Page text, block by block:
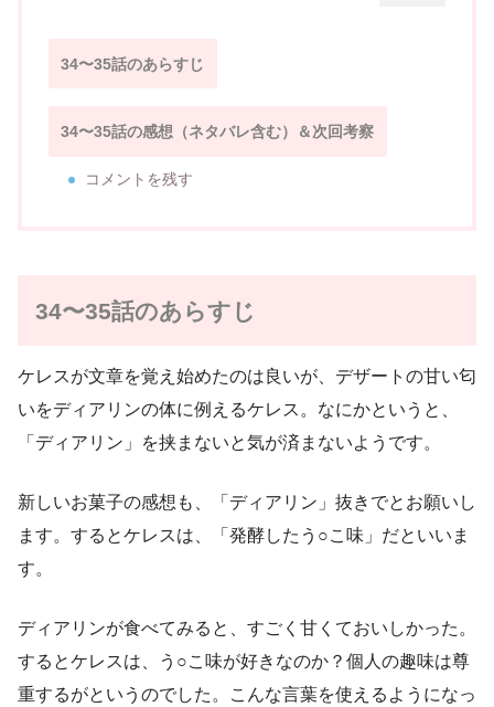
34〜35話のあらすじ
34〜35話の感想（ネタバレ含む）＆次回考察
コメントを残す
34〜35話のあらすじ
ケレスが文章を覚え始めたのは良いが、デザートの甘い匂
いをディアリンの体に例えるケレス。なにかというと、
「ディアリン」を挟まないと気が済まないようです。
新しいお菓子の感想も、「ディアリン」抜きでとお願いし
ます。するとケレスは、「発酵したう○こ味」だといいま
す。
ディアリンが食べてみると、すごく甘くておいしかった。
するとケレスは、う○こ味が好きなのか？個人の趣味は尊
重するがというのでした。こんな言葉を使えるようになっ